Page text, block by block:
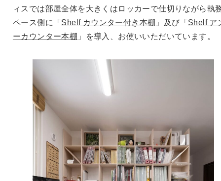
ィスでは部屋全体を大きくはロッカーで仕切りながら執
ペース側に「 Shelf カウンター付き本棚 」及び「 Shelf ア
ーカウンター本棚 」を導入、お使いいただいています。